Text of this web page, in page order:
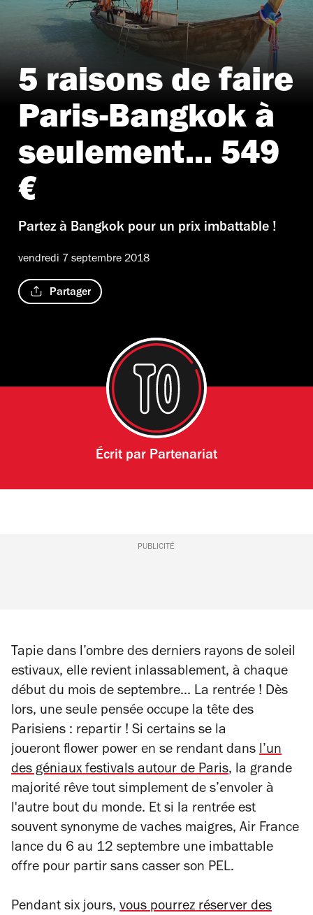
5 raisons de faire
Paris-Bangkok à
seulement... 549
€
Partez à Bangkok pour un prix imbattable !
vendredi 7 septembre 2018
Partager
Écrit par Partenariat
PUBLICITÉ
Tapie dans l’ombre des derniers rayons de soleil
estivaux, elle revient inlassablement, à chaque
début du mois de septembre... La rentrée ! Dès
lors, une seule pensée occupe la tête des
Parisiens : repartir ! Si certains se la
joueront flower power en se rendant dans l’un
des géniaux festivals autour de Paris, la grande
majorité rêve tout simplement de s’envoler à
l'autre bout du monde. Et si la rentrée est
souvent synonyme de vaches maigres, Air France
lance du 6 au 12 septembre une imbattable
offre pour partir sans casser son PEL.
Pendant six jours, vous pourrez réserver des